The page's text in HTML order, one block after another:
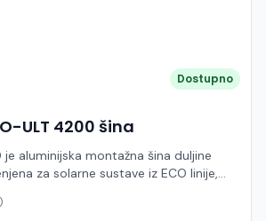
Dostupno
ULT 4200 šina
aluminijska montažna šina duljine
za solarne sustave iz ECO linije,
Ova šina predstavlja osnovni